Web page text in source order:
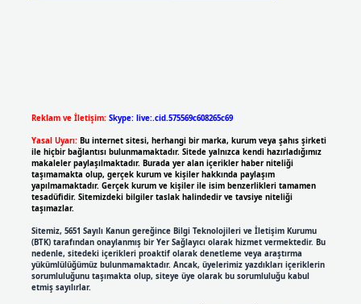
Reklam ve İletişim: Skype: live:.cid.575569c608265c69
Yasal Uyarı: Bu internet sitesi, herhangi bir marka, kurum veya şahıs şirketi
ile hiçbir bağlantısı bulunmamaktadır. Sitede yalnızca kendi hazırladığımız
makaleler paylaşılmaktadır. Burada yer alan içerikler haber niteliği
taşımamakta olup, gerçek kurum ve kişiler hakkında paylaşım
yapılmamaktadır. Gerçek kurum ve kişiler ile isim benzerlikleri tamamen
tesadüfidir. Sitemizdeki bilgiler taslak halindedir ve tavsiye niteliği
taşımazlar.
Sitemiz, 5651 Sayılı Kanun gereğince Bilgi Teknolojileri ve İletişim Kurumu
(BTK) tarafından onaylanmış bir Yer Sağlayıcı olarak hizmet vermektedir. Bu
nedenle, sitedeki içerikleri proaktif olarak denetleme veya araştırma
yükümlülüğümüz bulunmamaktadır. Ancak, üyelerimiz yazdıkları içeriklerin
sorumluluğunu taşımakta olup, siteye üye olarak bu sorumluluğu kabul
etmiş sayılırlar.